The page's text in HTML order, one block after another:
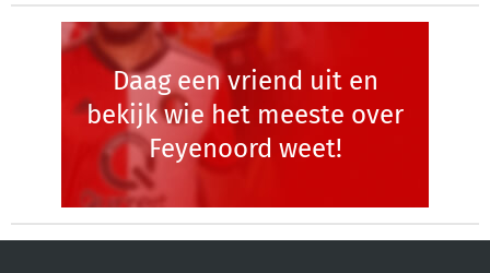
Daag een vriend uit en
bekijk wie het meeste over
Feyenoord weet!